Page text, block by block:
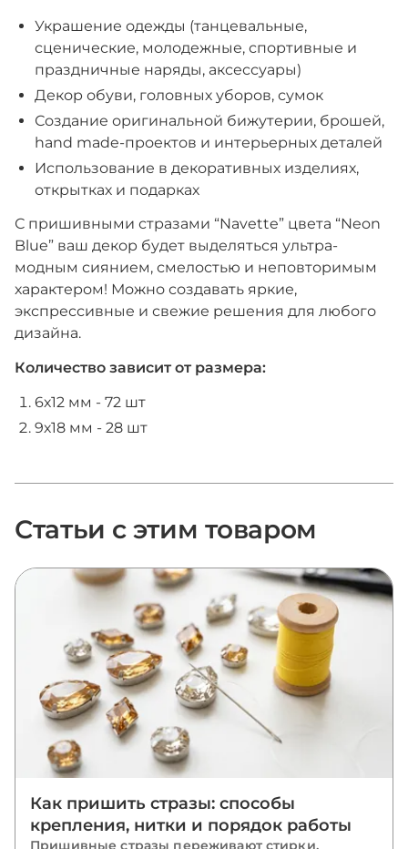
Украшение одежды (танцевальные,
сценические, молодежные, спортивные и
праздничные наряды, аксессуары)
Декор обуви, головных уборов, сумок
Создание оригинальной бижутерии, брошей,
hand made-проектов и интерьерных деталей
Использование в декоративных изделиях,
открытках и подарках
С пришивными стразами “Navette” цвета “Neon
Blue” ваш декор будет выделяться ультра-
модным сиянием, смелостью и неповторимым
характером! Можно создавать яркие,
экспрессивные и свежие решения для любого
дизайна.
Количество зависит от размера:
6х12 мм - 72 шт
9х18 мм - 28 шт
Статьи с этим товаром
Как пришить стразы: способы
крепления, нитки и порядок работы
Пришивные стразы переживают стирки,